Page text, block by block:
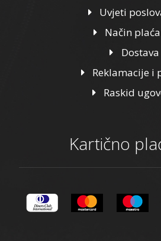
Uvjeti
Način
Dostava
Reklamacije i
Raskid
Kartično